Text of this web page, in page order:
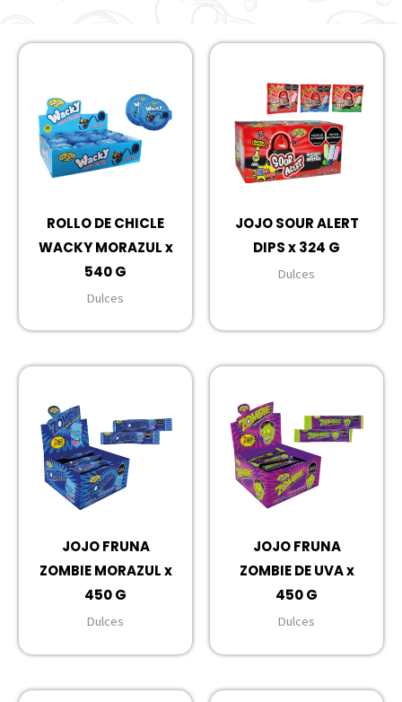
ROLLO DE CHICLE
WACKY MORAZUL x
540 G
Dulces
JOJO SOUR ALERT
DIPS x 324 G
Dulces
JOJO FRUNA
ZOMBIE MORAZUL x
450 G
Dulces
JOJO FRUNA
ZOMBIE DE UVA x
450 G
Dulces